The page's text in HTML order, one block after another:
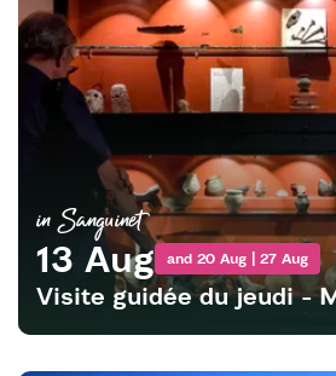
in Sanguinet
13 Aug and 20 Aug | 27 Aug
Visite guidée du jeudi -